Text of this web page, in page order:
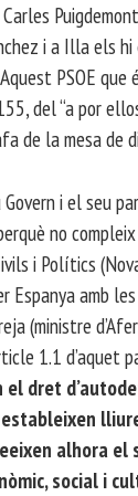
i a Illa els
PSOE
del “a por
de la mesa de
Govern i el seu
no
i Polítics
amb les
(ministre
1.1 d’aquet
dret
alhora el
social i